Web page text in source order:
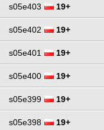
s05e403 19+
s05e402 19+
s05e401 19+
s05e400 19+
s05e399 19+
s05e398 19+